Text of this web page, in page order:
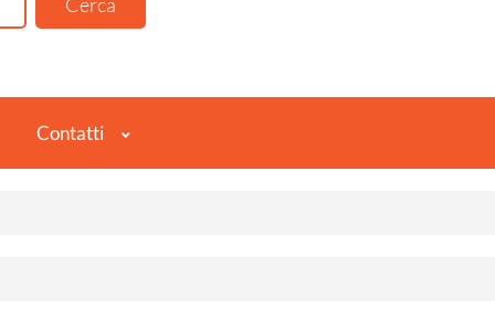
Contatti